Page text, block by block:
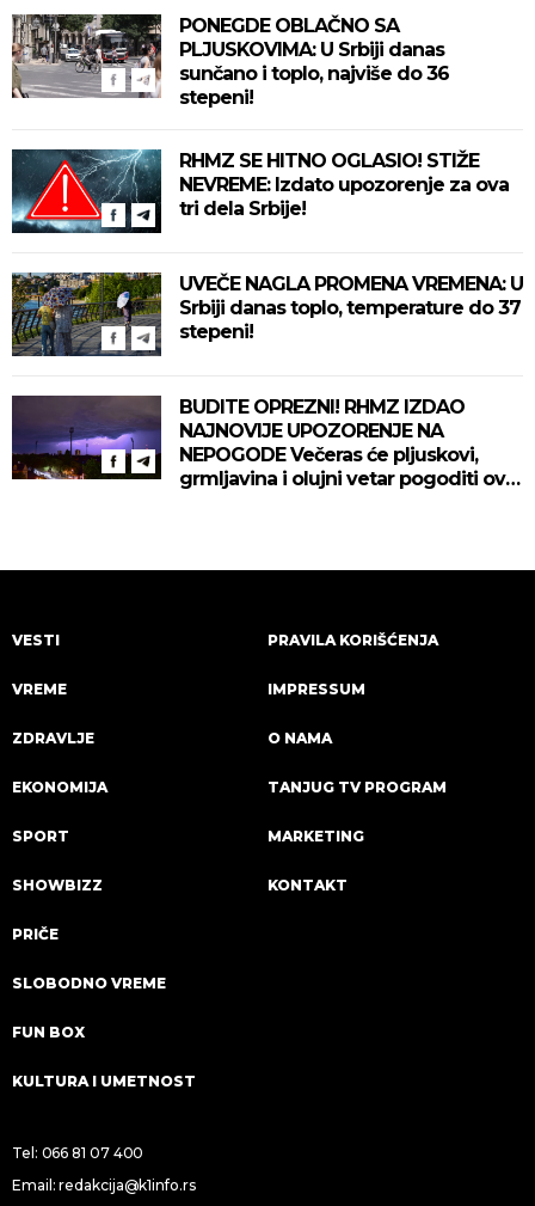
PONEGDE OBLAČNO SA
PLJUSKOVIMA: U Srbiji danas
sunčano i toplo, najviše do 36
stepeni!
RHMZ SE HITNO OGLASIO! STIŽE
NEVREME: Izdato upozorenje za ova
tri dela Srbije!
UVEČE NAGLA PROMENA VREMENA: U
Srbiji danas toplo, temperature do 37
stepeni!
BUDITE OPREZNI! RHMZ IZDAO
NAJNOVIJE UPOZORENJE NA
NEPOGODE Večeras će pljuskovi,
grmljavina i olujni vetar pogoditi ove
VESTI
VREME
ZDRAVLJE
EKONOMIJA
SPORT
SHOWBIZZ
PRIČE
SLOBODNO VREME
FUN BOX
KULTURA I UMETNOST
PRAVILA KORIŠĆENJA
IMPRESSUM
O NAMA
TANJUG TV PROGRAM
MARKETING
KONTAKT
Tel: 066 81 07 400
Email:redakcija@k1info.rs